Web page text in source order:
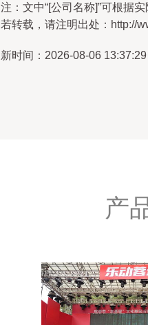
：文中“[公司名称]”可根据实
转载，请注明出处：http://
时间：2026-08-06 13:37:29
产